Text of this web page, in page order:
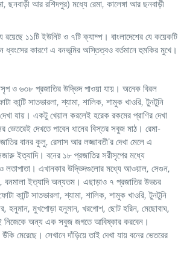
, ছনবাড়ী আর রশিদপুর) মধ্যে রেমা, কালেঙ্গা আর ছনবাড়ী
১১টি ইউনিট ও ৭টি ক্যাম্প। বাংলাদেশের যে কয়েকটি
ধ্বংসের কারণে এ বনভূমির অস্তিত্বও বর্তমানে হুমকির মুখে।
ও ৬৩৮ প্রজাতির উদ্ভিদ পাওয়া যায়। অনেক বিরল
কান্টি সাতভারলা, শ্যামা, শালিক, শামুক খাওরি,টুনটুনি
যায়। একটু খেয়াল করলেই হরেক রকমের প্রাণির দেখা
দেখতে পাবেন ধানের বিস্তর সবুজ মাঠ। রেমা-
বানর কুলু, রেসাস আর লজ্জাবতী’র দেখা মেলে এ
ইত্যাদি। বনের ১৮ প্রজাতির সরীসৃপের মধ্যে
লতাপাতা। এখানকার উদ্ভিদগুলোর মধ্যে আওয়াল, সেগুন,
, বনমালা ইত্যাদি অন্যতম। এছাড়াও ৭ প্রজাতির উভচর
কান্টি সাতভারলা, শ্যামা, শালিক, শামুক খাওরি,টুনটুনি
, হনুমান, মুখপোড়া হনুমান, খরগোশ, ছোট হরিন, মেছোবাঘ,
নিজেকে অন্য এক সবুজ জগতে আবিষ্কার করবেন।
মেরেছে। সেখানে দাঁড়িয়ে তাই দেখা যায় বনের ভেতরের